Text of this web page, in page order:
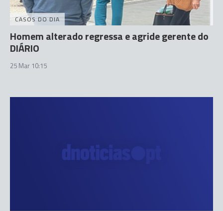
CASOS DO DIA
Homem alterado regressa e agride gerente do
DIÁRIO
25 Mar 10:15